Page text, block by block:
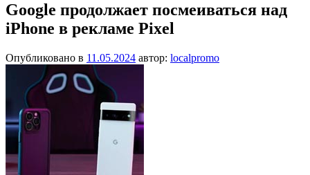
Google продолжает посмеиваться над
iPhone в рекламе Pixel
Опубликовано в 11.05.2024 автор: localpromo